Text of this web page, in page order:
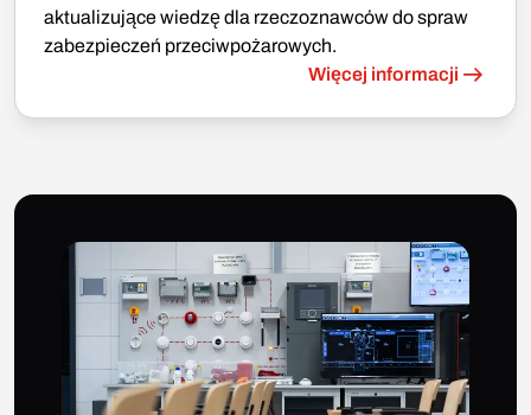
aktualizujące wiedzę dla rzeczoznawców do spraw
zabezpieczeń przeciwpożarowych.
Więcej informacji